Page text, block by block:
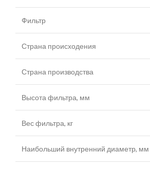
Фильтр
Страна происходения
Страна производства
Высота фильтра, мм
Вес фильтра, кг
Наибольший внутренний диаметр, мм